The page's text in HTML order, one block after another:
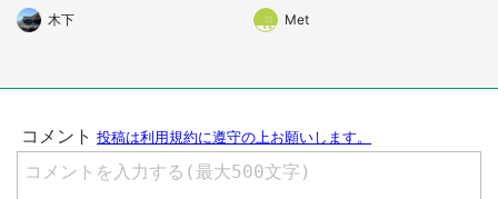
は... 木下
犠牲にする理由」にネット民
大共感
Met